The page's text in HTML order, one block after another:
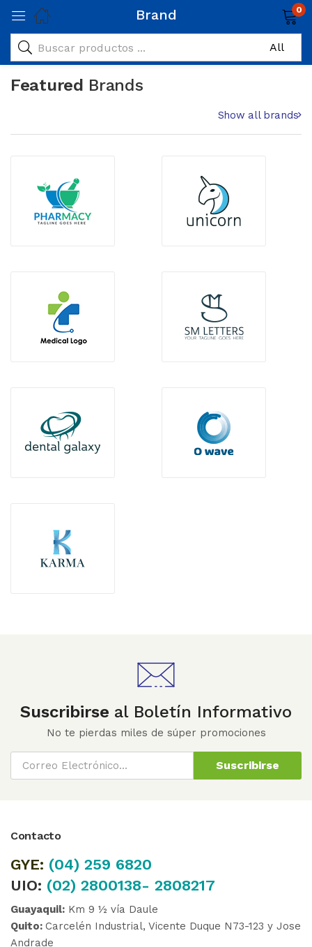
Brand 0
Featured Brands
Show all brands
Suscribirse al Boletín Informativo
No te pierdas miles de súper promociones
Suscribirse
Contacto
GYE: (04) 259 6820
UIO: (02) 2800138- 2808217
Guayaquil: Km 9 ½ vía Daule
Quito: Carcelén Industrial, Vicente Duque N73-123 y Jose
Andrade